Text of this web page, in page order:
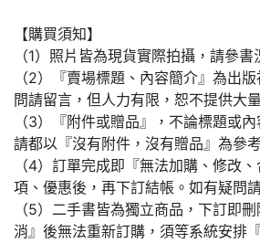
【購買須知】
（1）照片皆為現貨實際拍攝，請參書
（2）『賣場標題、內容簡介』為出
問請留言，但人力有限，恕不提供大
（3）『附件或贈品』，不論標題或
請都以『沒有附件，沒有贈品』為參
（4）訂單完成即『無法加購、修改
項、優惠後，再下訂結帳。如有疑問
（5）二手書皆為獨立商品，下訂即
消』後無法重新訂購，須等系統安排